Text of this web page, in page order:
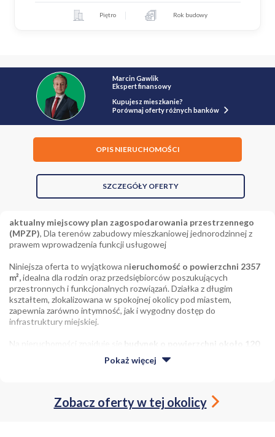
Piętro Rok budowy
Marcin Gawlik
Ekspert finansowy
Kupujesz mieszkanie?
Porównaj oferty różnych banków
OPIS NIERUCHOMOŚCI
SZCZEGÓŁY OFERTY
aktualny miejscowy plan zagospodarowania przestrzennego
(MPZP), Dla terenów zabudowy mieszkaniowej jednorodzinnej z
prawem wprowadzenia funkcji usługowej
Niniejsza oferta to wyjątkowa nieruchomość o powierzchni 2357
m²,idealna dla rodzin oraz przedsiębiorców poszukujących
przestronnych i funkcjonalnych rozwiązań. Działka z długim
kształtem, zlokalizowana w spokojnej okolicy pod miastem,
zapewnia zarówno intymność, jak i wygodny dostęp do
infrastruktury miejskiej.
Na nieruchomości znajduje się budynek o powierzchni około 120
które można elastycznie zaaranżować
według własnych potrzeb. Doskonale sprawdzi się zarówno jako
i funkcjonalności całej inwestycji. Płaski dach nie tylko nowocześnie
wygląda, ale także jest łatwy do utrzymania.
Pokaż więcej
Zobacz oferty w tej okolicy